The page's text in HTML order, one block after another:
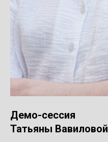
Демо-сессия
Татьяны Вавиловой